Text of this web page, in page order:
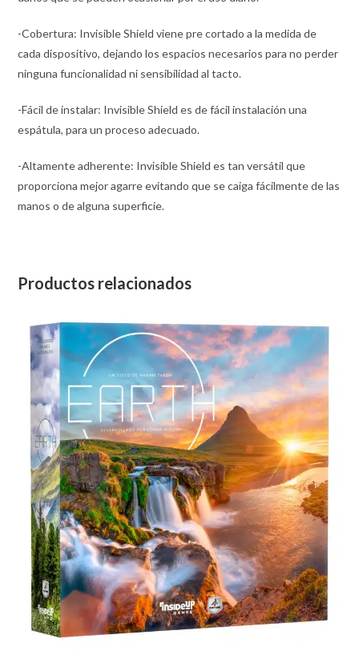
-Cobertura: Invisible Shield viene pre cortado a la medida de
cada dispositivo, dejando los espacios necesarios para no perder
ninguna funcionalidad ni sensibilidad al tacto.
-Fácil de instalar: Invisible Shield es de fácil instalación una
espátula, para un proceso adecuado.
-Altamente adherente: Invisible Shield es tan versátil que
proporciona mejor agarre evitando que se caiga fácilmente de las
manos o de alguna superficie.
Productos relacionados